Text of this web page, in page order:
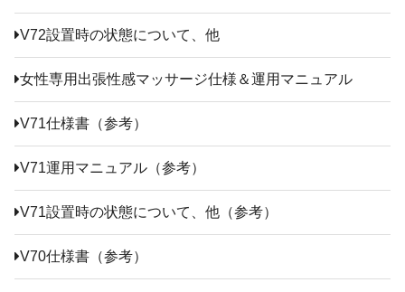
V72設置時の状態について、他
女性専用出張性感マッサージ仕様＆運用マニュアル
V71仕様書（参考）
V71運用マニュアル（参考）
V71設置時の状態について、他（参考）
V70仕様書（参考）